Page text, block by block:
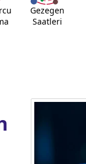
Gezegen
Saatleri